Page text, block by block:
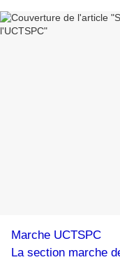
Marche UCTSPC
La section marche